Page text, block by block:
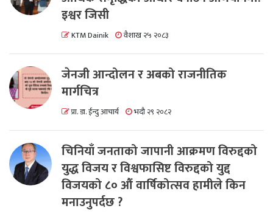
इश्वर जिसी
KTM Dainik वैशाख २५ २०८३
जेनजी आन्दोलन र अबको राजनीतिक
मार्गचित्र
प्रा. डा. ईन्दु आचार्य भदौ २९ २०८२
चिनियाँ जनताको जापानी आक्रमण विरुद्दको
युद्ध विजय र विश्वफासिष्ट विरुद्दको युद्द
विजयको ८० औं वार्षिकोत्सव हामीले किन
मनाउनुपर्दछ ?